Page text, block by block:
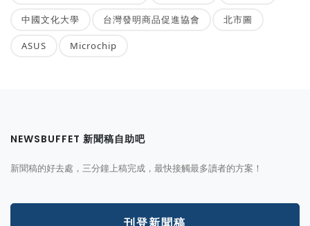
中國文化大學 台灣發明商品促進協會 北市圖
ASUS Microchip
NEWSBUFFET 新聞稿自助吧
新聞稿的好去處，三分鐘上稿完成，最快接觸最多讀者的方案！
刊登新聞稿